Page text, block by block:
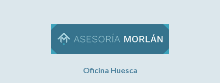
Oficina Huesca